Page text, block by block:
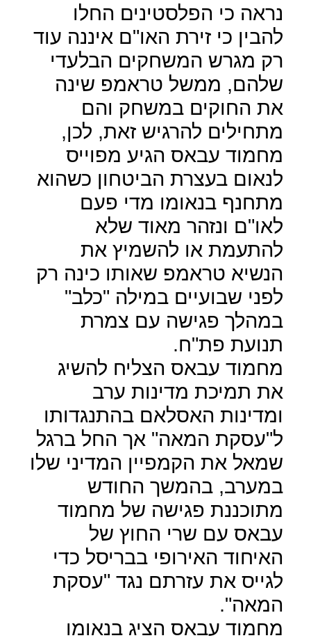
נראה כי הפלסטינים החלו
להבין כי זירת האו"ם איננה עוד
רק מגרש המשחקים הבלעדי
שלהם, ממשל טראמפ שינה
את החוקים במשחק והם
מתחילים להרגיש זאת, לכן,
מחמוד עבאס הגיע מפוייס
לנאום בעצרת הביטחון כשהוא
מתחנף בנאומו מדי פעם
לאו"ם ונזהר מאוד שלא
להתעמת או להשמיץ את
הנשיא טראמפ שאותו כינה רק
לפני שבועיים במילה "כלב"
במהלך פגישה עם צמרת
תנועת פת"ח.
מחמוד עבאס הצליח להשיג
את תמיכת מדינות ערב
ומדינות האסלאם בהתנגדותו
ל"עסקת המאה" אך החל ברגל
שמאל את הקמפיין המדיני שלו
במערב, בהמשך החודש
מתוכננת פגישה של מחמוד
עבאס עם שרי החוץ של
האיחוד האירופי בבריסל כדי
לגייס את עזרתם נגד "עסקת
המאה".
מחמוד עבאס הציג בנאומו